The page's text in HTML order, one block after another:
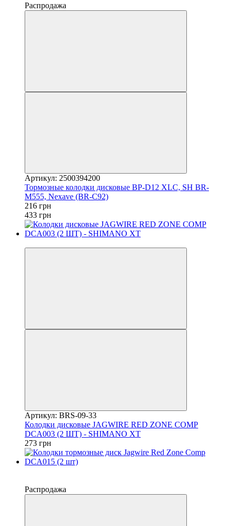
Распродажа
Артикул: 2500394200
Тормозные колодки дисковые BP-D12 XLC, SH BR-
M555, Nexave (BR-C92)
216 грн
433 грн
Артикул: BRS-09-33
Колодки дисковые JAGWIRE RED ZONE COMP
DCA003 (2 ШТ) - SHIMANO XT
273 грн
Распродажа